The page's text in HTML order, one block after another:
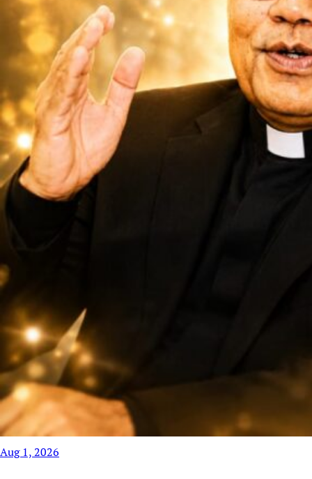
Aug 1, 2026